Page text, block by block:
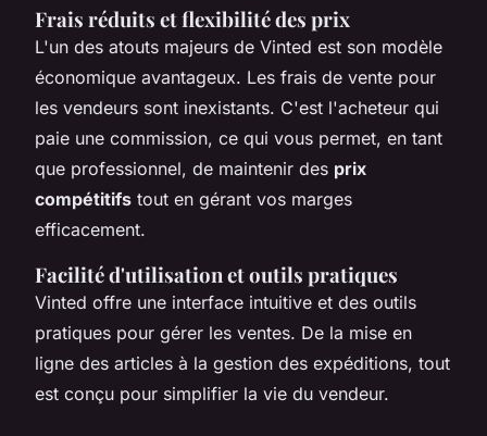
Frais réduits et flexibilité des prix
L'un des atouts majeurs de Vinted est son modèle
économique avantageux. Les frais de vente pour
les vendeurs sont inexistants. C'est l'acheteur qui
paie une commission, ce qui vous permet, en tant
que professionnel, de maintenir des prix
compétitifs tout en gérant vos marges
efficacement.
Facilité d'utilisation et outils pratiques
Vinted offre une interface intuitive et des outils
pratiques pour gérer les ventes. De la mise en
ligne des articles à la gestion des expéditions, tout
est conçu pour simplifier la vie du vendeur.